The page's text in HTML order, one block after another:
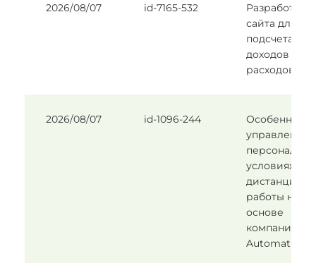
2026/08/07 id-7165-532
Разработка
сайта для
подсчета
доходов и
расходов.
2026/08/07 id-1096-244
Особенности
управления
персоналом
условиях
работы на
основе
компании
Automatic